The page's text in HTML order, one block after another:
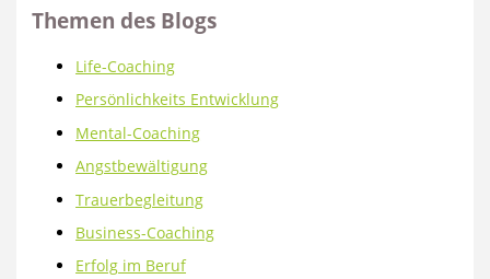
Themen des Blogs
Life-Coaching
Persönlichkeits Entwicklung
Mental-Coaching
Angstbewältigung
Trauerbegleitung
Business-Coaching
Erfolg im Beruf